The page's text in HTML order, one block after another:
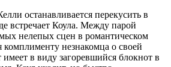
останавливается перекусить в
встречает Коула. Между парой
нелепых сцен в романтическом
незнакомца о своей
имеет в виду загоревшийся блокнот в